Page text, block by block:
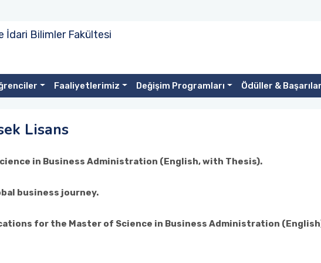
İdari Bilimler Fakültesi
Faaliyetlerimiz Değişim Programları Ödüller & Başarılar
Lisans
in Business Administration (English, with Thesis).
business journey.
for the Master of Science in Business Administration